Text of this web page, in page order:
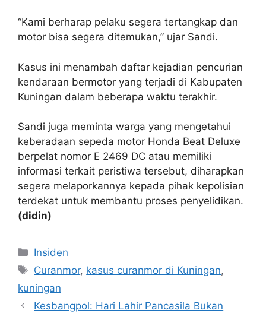
“Kami berharap pelaku segera tertangkap dan
motor bisa segera ditemukan,” ujar Sandi.
Kasus ini menambah daftar kejadian pencurian
kendaraan bermotor yang terjadi di Kabupaten
Kuningan dalam beberapa waktu terakhir.
Sandi juga meminta warga yang mengetahui
keberadaan sepeda motor Honda Beat Deluxe
berpelat nomor E 2469 DC atau memiliki
informasi terkait peristiwa tersebut, diharapkan
segera melaporkannya kepada pihak kepolisian
terdekat untuk membantu proses penyelidikan.
(didin)
Kategori
Insiden
Tag
Curanmor, kasus curanmor di Kuningan,
kuningan
Kesbangpol: Hari Lahir Pancasila Bukan